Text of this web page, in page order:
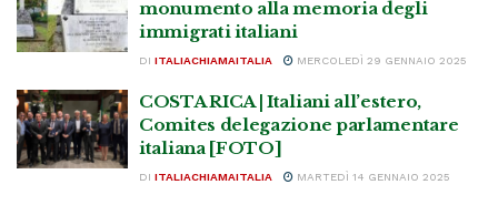
monumento alla memoria degli
immigrati italiani
DI ITALIACHIAMAITALIA MERCOLEDÌ 29 GENNAIO 2025
COSTA RICA | Italiani all’estero,
Comites delegazione parlamentare
italiana [FOTO]
DI ITALIACHIAMAITALIA MARTEDÌ 14 GENNAIO 2025